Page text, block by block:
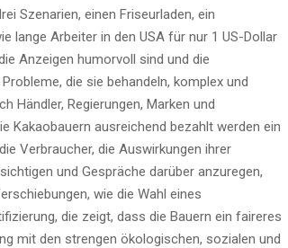
Szenarien, einen Friseurladen, ein
lange Arbeiter in den USA für nur 1 US-Dollar
Anzeigen humorvoll sind und die
die sie behandeln, komplex und
Händler, Regierungen, Marken und
Kakaobauern ausreichend bezahlt werden ein
Verbraucher, die Auswirkungen ihrer
und Gespräche darüber anzuregen,
wie die Wahl eines
die zeigt, dass die Bauern ein faireres
mit den strengen ökologischen, sozialen und